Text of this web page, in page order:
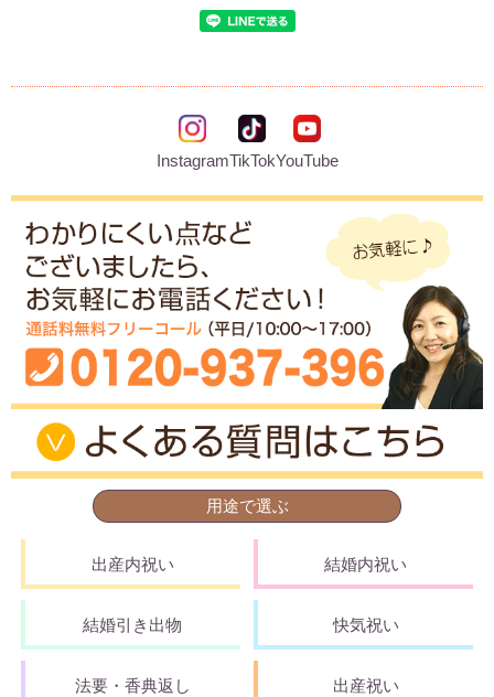
InstagramTikTokYouTube
用途で選ぶ
出産内祝い 結婚内祝い
結婚引き出物 快気祝い
法要・香典返し 出産祝い